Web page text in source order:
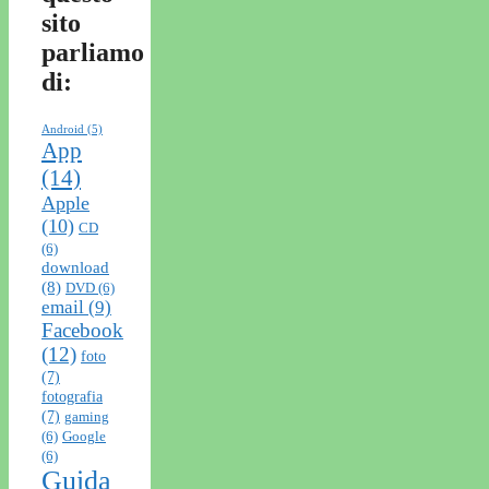
sito
parliamo
di:
Android (5)
App
(14)
Apple
(10) CD
(6)
download
(8) DVD (6)
email (9)
Facebook
(12) foto
(7)
fotografia
(7) gaming
(6) Google
(6)
Guida